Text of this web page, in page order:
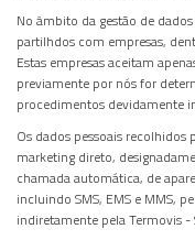
No âmbito da gestão de
partilhdos com empresas,
Estas empresas aceitam
previamente por nós for
procedimentos devidamente
Os dados pessoais
marketing direto,
chamada automática, de
incluindo SMS, EMS e MMS,
indiretamente pela Termovis